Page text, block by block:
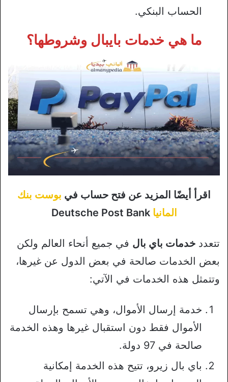
الحساب البنكي.
ما هي خدمات بايبال وشروطها؟
اقرأ أيضًا المزيد عن فتح حساب في بوست بنك
المانيا Deutsche Post Bank
تتعدد خدمات باي بال في جميع أنحاء العالم ولكن
بعض الخدمات صالحة في بعض الدول عن غيرها،
وتتمثل هذه الخدمات في الآتي:
خدمة إرسال الأموال، وهي تسمح بإرسال
الأموال فقط دون استقبال غيرها وهذه الخدمة
صالحة في 97 دولة.
باي بال زيرو، تتيح هذه الخدمة إمكانية